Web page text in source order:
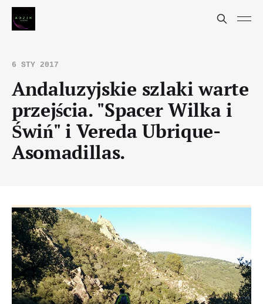
6 STY 2017
Andaluzyjskie szlaki warte
przejścia. "Spacer Wilka i
Świń" i Vereda Ubrique-
Asomadillas.